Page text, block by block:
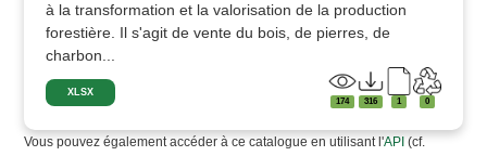
à la transformation et la valorisation de la production
forestière. Il s'agit de vente du bois, de pierres, de
charbon...
XLSX
174 316 1 0
Vous pouvez également accéder à ce catalogue en utilisant l'API (cf.